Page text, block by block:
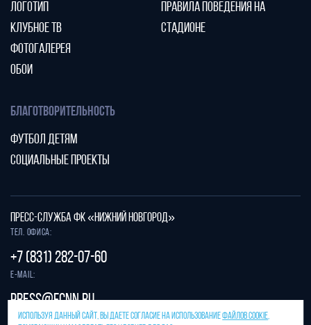
ЛОГОТИП
КЛУБНОЕ ТВ
ФОТОГАЛЕРЕЯ
ОБОИ
ПРАВИЛА ПОВЕДЕНИЯ НА
СТАДИОНЕ
БЛАГОТВОРИТЕЛЬНОСТЬ
ФУТБОЛ ДЕТЯМ
СОЦИАЛЬНЫЕ ПРОЕКТЫ
Защита от спама reCAPTCHA.
ПРЕСС-СЛУЖБА ФК «НИЖНИЙ НОВГОРОД»
Тел. офиса:
+7 (831) 282-07-60
E-mail:
press@fcnn.ru
ИСПОЛЬЗУЯ ДАННЫЙ САЙТ, ВЫ ДАЕТЕ СОГЛАСИЕ НА ИСПОЛЬЗОВАНИЕФАЙЛОВ COOKIE,